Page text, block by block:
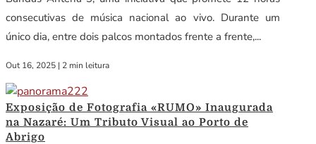
consecutivas de música nacional ao vivo. Durante um
único dia, entre dois palcos montados frente a frente,...
Out 16, 2025 | 2 min leitura
Exposição de Fotografia «RUMO» Inaugurada
na Nazaré: Um Tributo Visual ao Porto de
Abrigo